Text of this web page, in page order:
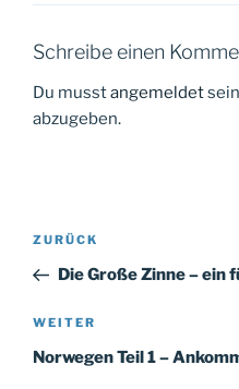
Schreibe einen
Du musstangemeldet
abzugeben.
Beitragsnavigation
Vorheriger
Beitrag
ZURÜCK
Die Große Zinne – ein
Nächster
Beitrag
WEITER
Norwegen Teil 1 –